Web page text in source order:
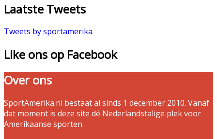
Laatste Tweets
Tweets by sportamerika
Like ons op Facebook
Over ons
SportAmerika.nl bestaat al sinds 1 december 2010. Vanaf
dat moment is deze site dé Nederlandstalige plek voor
Amerikaanse sporten.